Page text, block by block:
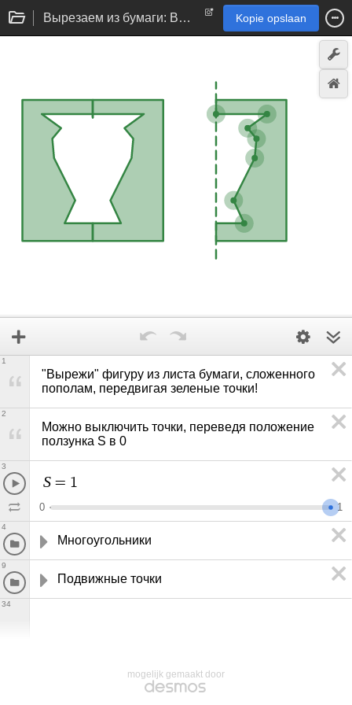
Вырезаем из бумаги: Ваза Kopie opslaan
"Вырежи" фигуру из листа бумаги, сложенного
пополам, передвигая зеленые точки!
1
Можно выключить точки, переведя положение
ползунка S в 0
2
S = 1
0 1
3
Многоугольники
4
Подвижные точки
9
34
mogelijk gemaakt door